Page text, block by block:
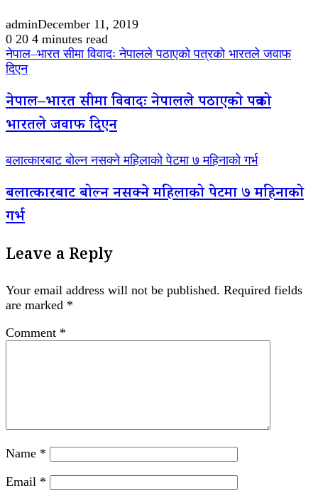
adminDecember 11, 2019
0 20 4 minutes read
नेपाल–भारत सीमा विवादः नेपालले पठाएको पत्रको भारतले जवाफ
दिएन
नेपाल–भारत सीमा विवादः नेपालले पठाएको पत्रको
भारतले जवाफ दिएन
बलात्कारबाट बोल्न नसक्ने महिलाको पेटमा ७ महिनाको गर्भ
बलात्कारबाट बोल्न नसक्ने महिलाको पेटमा ७ महिनाको
गर्भ
Leave a Reply
Your email address will not be published. Required fields
are marked *
Comment *
Name *
Email *